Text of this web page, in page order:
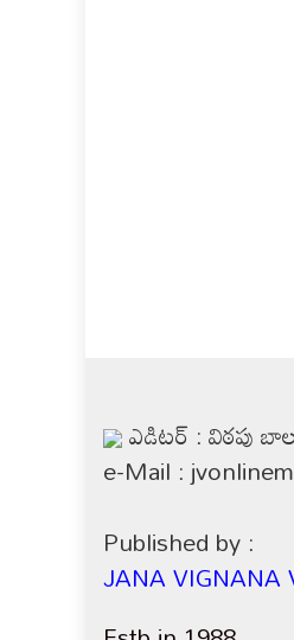
ఎడిటర్ : విఠపు
e-Mail :
Published by :
JANA VIGNANA